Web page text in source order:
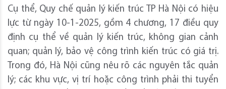
Cụ thể, Quy chế quản lý kiến trúc TP Hà Nội có hiệu
lực từ ngày 10-1-2025, gồm 4 chương, 17 điều quy
định cụ thể về quản lý kiến trúc, không gian cảnh
quan; quản lý, bảo vệ công trình kiến trúc có giá trị.
Trong đó, Hà Nội cũng nêu rõ các nguyên tắc quản
lý; các khu vực, vị trí hoặc công trình phải thi tuyển